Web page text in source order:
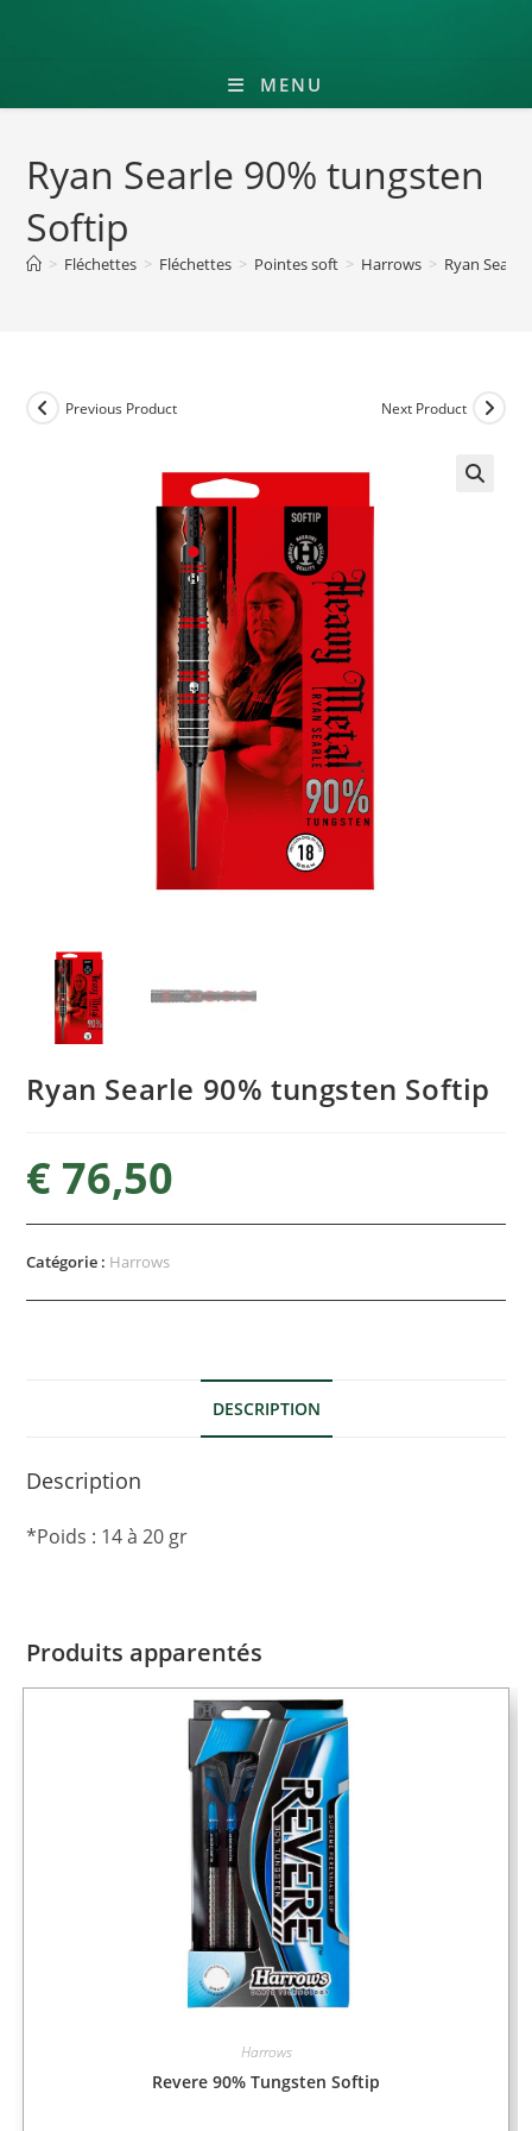
MENU
Ryan Searle 90% tungsten
Softip
> Fléchettes > Fléchettes > Pointes soft > Harrows > Ryan
Previous Product Next Product
Ryan Searle 90% tungsten Softip
€ 76,50
Catégorie : Harrows
DESCRIPTION
Description
*Poids : 14 à 20 gr
Produits apparentés
Harrows
Revere 90% Tungsten Softip